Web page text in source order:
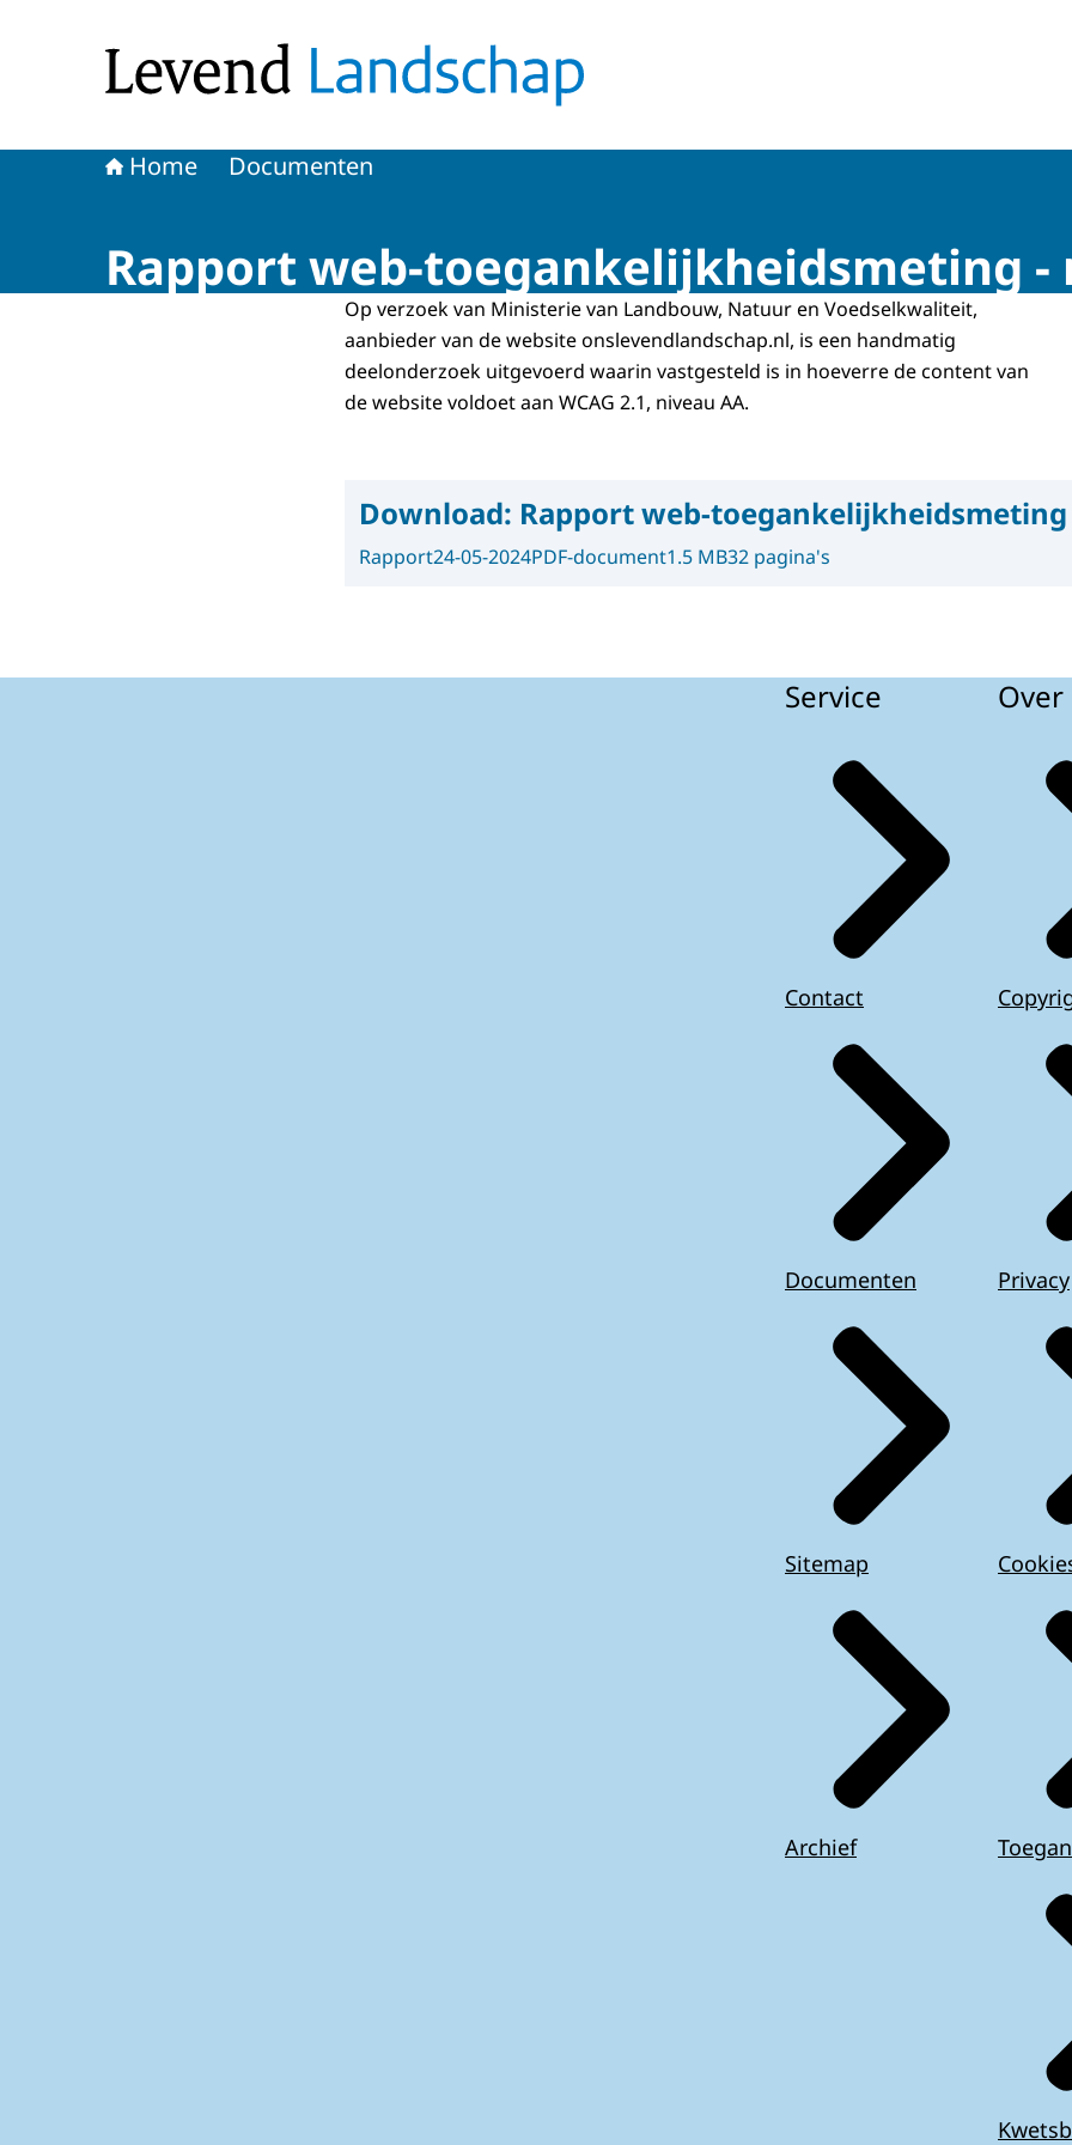
Home Documenten
Rapport web-toegankelijkheidsmeting -
Op verzoek van Ministerie van Landbouw, Natuur en Voedselkwaliteit,
aanbieder van de website onslevendlandschap.nl, is een handmatig
deelonderzoek uitgevoerd waarin vastgesteld is in hoeverre de content van
de website voldoet aan WCAG 2.1, niveau AA.
Download: Rapport web-toegankelijkheidsmeting
Rapport24-05-2024PDF-document1.5 MB32 pagina's
Service
Contact
Documenten
Sitemap
Archief
Privacy